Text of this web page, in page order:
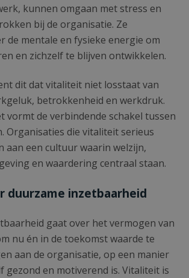
kunnen omgaan met stress en
bij de organisatie. Ze
de mentale en fysieke energie om
en zichzelf te blijven ontwikkelen.
dit dat vitaliteit niet losstaat van
betrokkenheid en werkdruk.
vormt de verbindende schakel tussen
Organisaties die vitaliteit serieus
aan een cultuur waarin welzijn,
en waardering centraal staan.
duurzame inzetbaarheid
gaat over het vermogen van
nu én in de toekomst waarde te
aan de organisatie, op een manier
gezond en motiverend is. Vitaliteit is